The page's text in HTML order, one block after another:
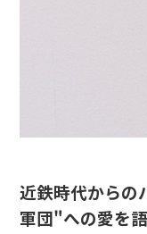
近鉄時代からの
軍団"への愛を語